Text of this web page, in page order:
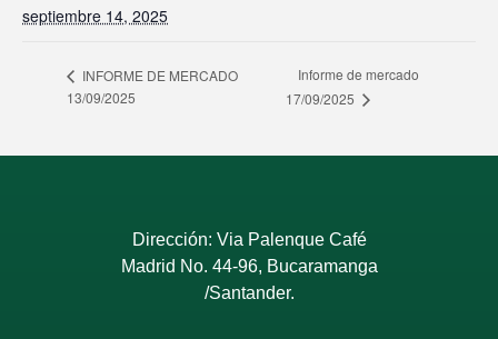
septiembre 14, 2025
INFORME DE MERCADO
13/09/2025
Informe de mercado
17/09/2025
Dirección: Via Palenque Café
Madrid No. 44-96, Bucaramanga
/Santander.